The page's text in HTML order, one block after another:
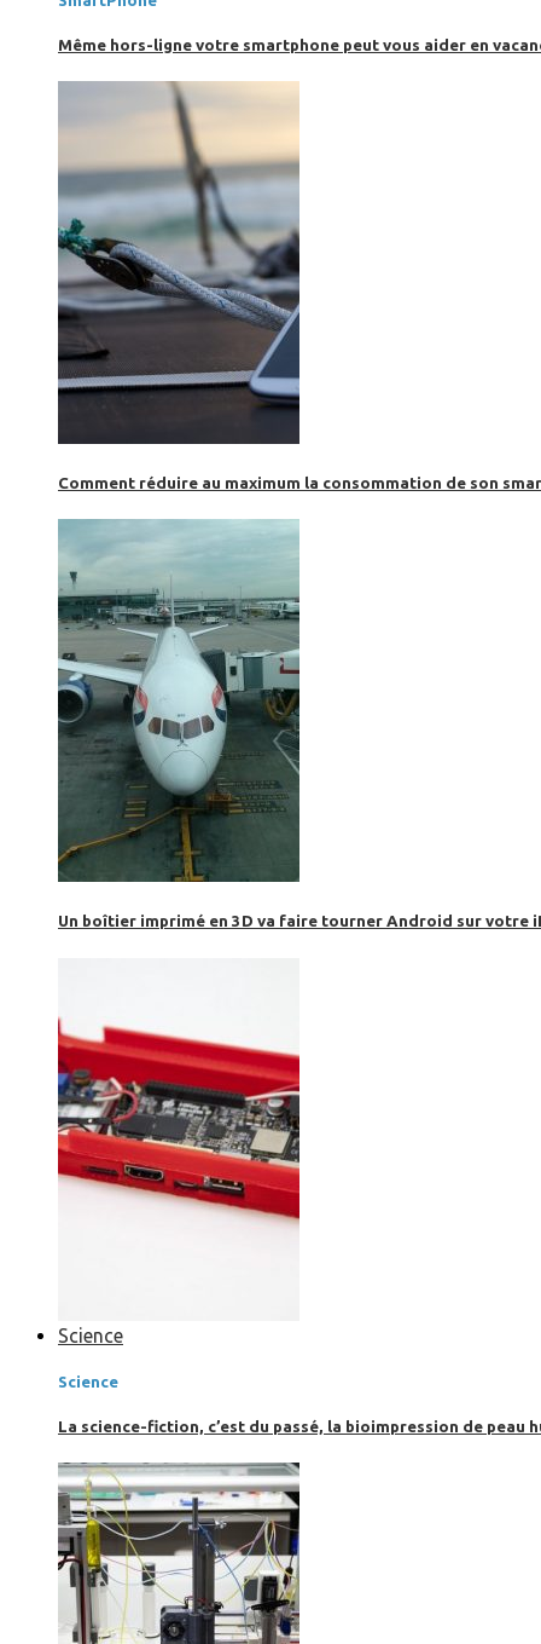
Même hors-ligne votre smartphone peut vous aider en
Comment réduire au maximum la consommation de son
Un boîtier imprimé en 3D va faire tourner Android sur votre
Science
Science
La science-fiction, c’est du passé, la bioimpression de peau